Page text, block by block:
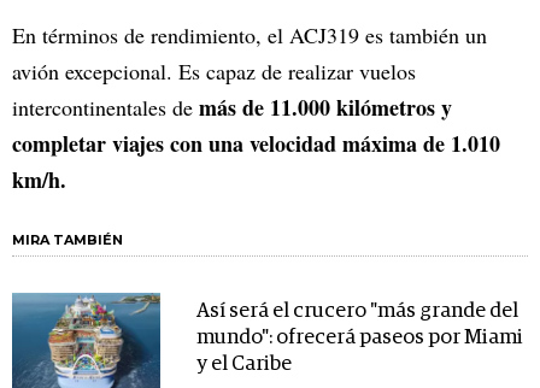
En términos de rendimiento, el ACJ319 es también un
avión excepcional. Es capaz de realizar vuelos
intercontinentales de más de 11.000 kilómetros y
completar viajes con una velocidad máxima de 1.010
km/h.
MIRA TAMBIÉN
Así será el crucero "más grande del
mundo": ofrecerá paseos por Miami
y el Caribe